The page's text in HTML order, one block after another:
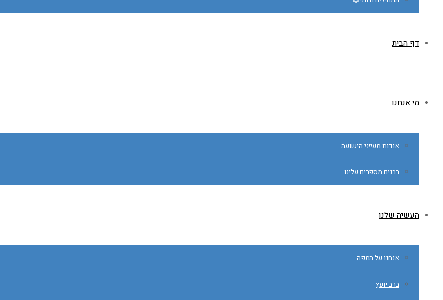
דף הבית
מי אנחנו
אודות מעייני הישועה
רבנים מספרים עלינו
העשיה שלנו
אנחנו על המפה
ברב יועץ